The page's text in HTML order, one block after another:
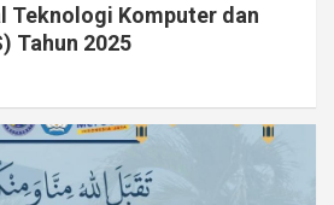
Teknologi Komputer dan
Tahun 2025